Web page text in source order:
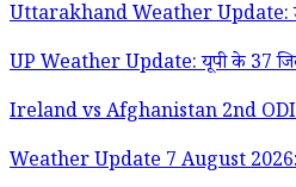
Uttarakhand Weather Update:
UP Weather Update: यूपी के 37 जिलों
Ireland vs Afghanistan 2nd ODI
Weather Update 7 August 2026: देश